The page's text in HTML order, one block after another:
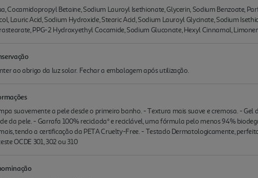
Cocamidopropyl Betaine, Sodium Lauroyl Isethionate, Glycerin, Sodium Benzoate,
Lauric Acid, Sodium Hydroxide, Stearic Acid, Sodium Lauroyl Glycinate, Sodium
PPG-2 Hydroxyethyl Cocamide, Sodium Gluconate, Hexyl Cinnamal,
ao abrigo da luz solar. Fechar a embalagem após utilização.
suavemente a pele desde o primeiro banho. - Textura mais suave e cremosa. -
da pele. - Garrafa 100% reciclada* e reciclável, uma fórmula pelo menos 94%
tendo a certificação da PETA Cruelty-Free. - Testado Dermatologicamente,
OCDE 301, 302 ou 310